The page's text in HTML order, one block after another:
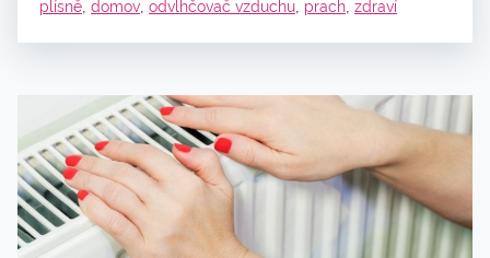
plísně, domov, odvlhčovač vzduchu, prach, zdraví